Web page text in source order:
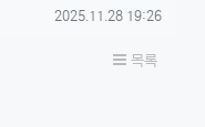
작성일
2025.11.28 19:26
목록